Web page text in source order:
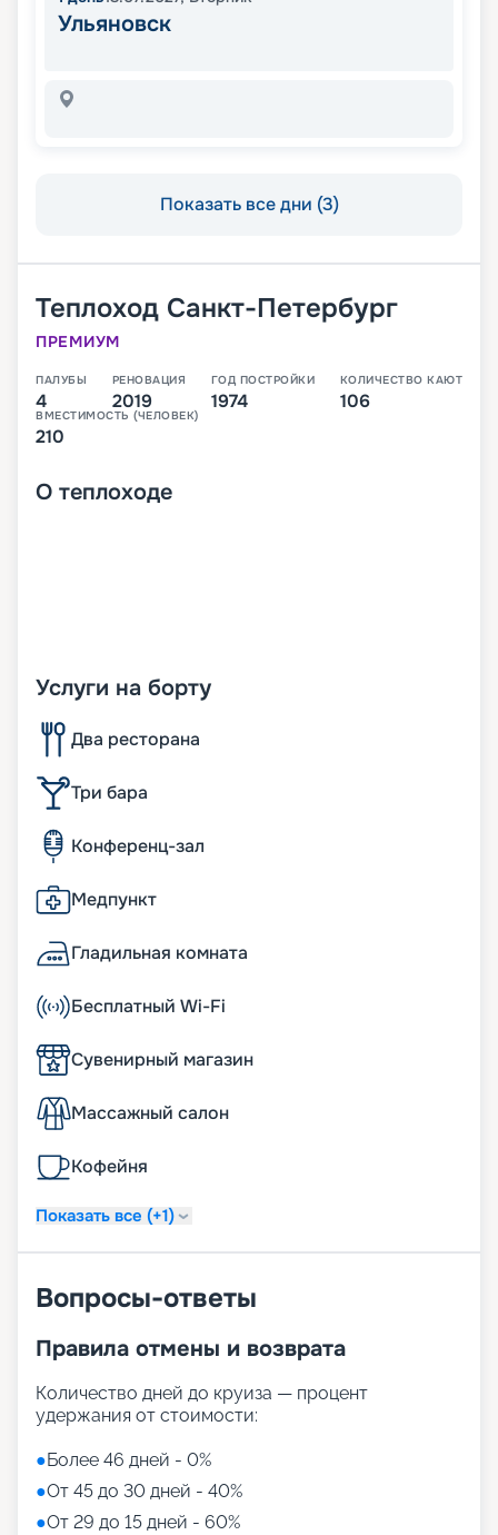
Ульяновск
Показать все дни (3)
Теплоход Санкт-Петербург
ПРЕМИУМ
ПАЛУБЫ
4
РЕНОВАЦИЯ
2019
ГОД ПОСТРОЙКИ
1974
КОЛИЧЕСТВО КАЮТ
106
ВМЕСТИМОСТЬ (ЧЕЛОВЕК)
210
О теплоходе
Услуги на борту
Два ресторана
Три бара
Конференц-зал
Медпункт
Гладильная комната
Бесплатный Wi-Fi
Сувенирный магазин
Массажный салон
Кофейня
Показать все (+1)
Вопросы-ответы
Правила отмены и возврата
Количество дней до круиза — процент
удержания от стоимости:
●Более 46 дней - 0%
●От 45 до 30 дней - 40%
●От 29 до 15 дней - 60%